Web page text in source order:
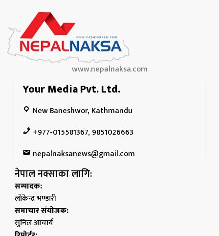
www.nepalnaksa.com
Your Media Pvt. Ltd.
New Baneshwor, Kathmandu
+977-015581367, 9851026663
nepalnaksanews@gmail.com
नेपाल नक्साका लागि:
सम्पादक:
लोकेन्द्र भण्डारी
समाचार संयोजक:
सुनिल आचार्य